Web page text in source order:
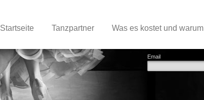
Startseite Tanzpartner Was es kostet und warum
Email